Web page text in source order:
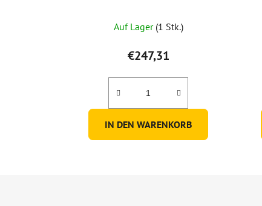
Auf Lager (1 Stk.)
€247,31
IN DEN WARENKORB